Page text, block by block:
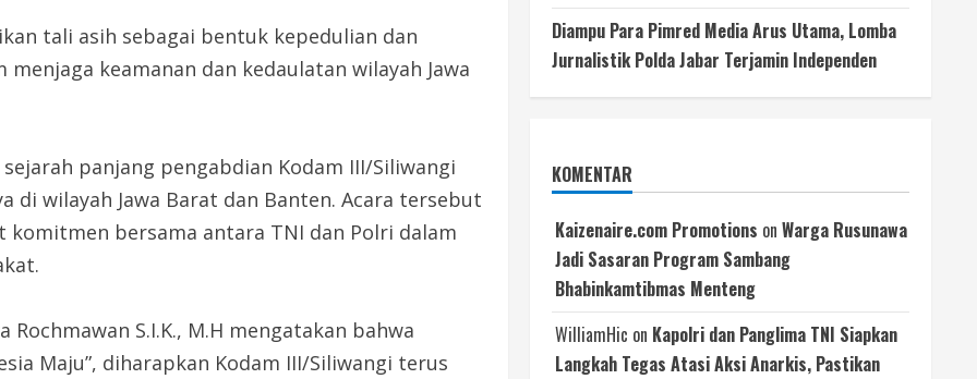
tali asih sebagai bentuk kepedulian dan
keamanan dan kedaulatan wilayah Jawa
panjang pengabdian Kodam III/Siliwangi
di wilayah Jawa Barat dan Banten. Acara tersebut
bersama antara TNI dan Polri dalam
Rochmawan S.I.K., M.H mengatakan bahwa
Maju”, diharapkan Kodam III/Siliwangi terus
Diampu Para Pimred Media Arus Utama, Lomba
Jurnalistik Polda Jabar Terjamin Independen
KOMENTAR
Kaizenaire.com Promotions on Warga Rusunawa
Jadi Sasaran Program Sambang
Bhabinkamtibmas Menteng
WilliamHic on Kapolri dan Panglima TNI Siapkan
Langkah Tegas Atasi Aksi Anarkis, Pastikan